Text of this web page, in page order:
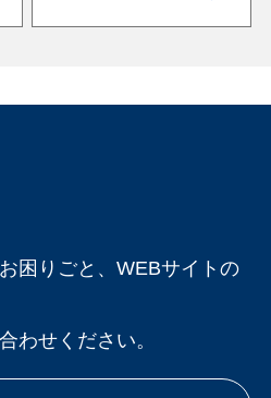
困りごと、WEBサイトの
わせください。